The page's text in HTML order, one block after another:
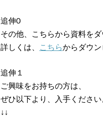
追伸0
その他、こちらから資料を
詳しくは、
こちらからダウン
追伸１
ご興味をお持ちの方は、
ぜひ以下より、入手ください
↓↓